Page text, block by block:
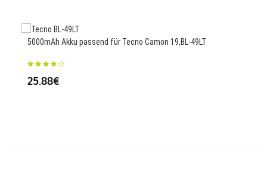
5000mAh Akku passend für Tecno Camon 19,BL-49LT
25.88€